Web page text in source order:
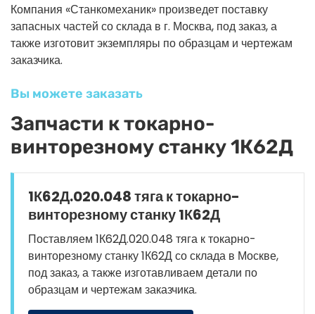
Компания «Станкомеханик» произведет поставку
запасных частей со склада в г. Москва, под заказ, а
также изготовит экземпляры по образцам и чертежам
заказчика.
Вы можете заказать
Запчасти к токарно-
винторезному станку 1К62Д
1К62Д.020.048 тяга к токарно-
винторезному станку 1К62Д
Поставляем 1К62Д.020.048 тяга к токарно-
винторезному станку 1К62Д со склада в Москве,
под заказ, а также изготавливаем детали по
образцам и чертежам заказчика.